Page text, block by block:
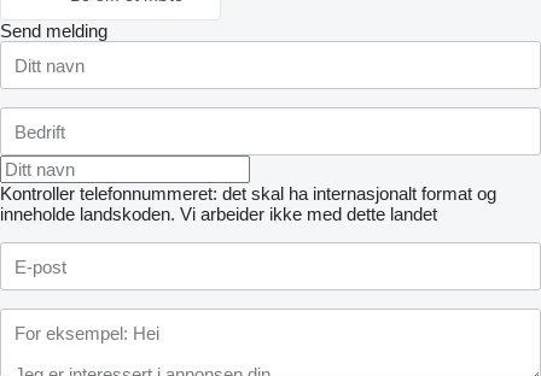
Send melding
Kontroller telefonnummeret: det skal ha internasjonalt format og
inneholde landskoden. Vi arbeider ikke med dette landet